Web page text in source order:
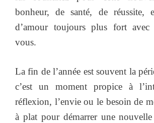
bonheur, de santé, de réussite,
d’amour toujours plus fort
vous.
La fin de l’année est souvent la
c’est un moment propice à
réflexion, l’envie ou le besoin de
à plat pour démarrer une nouvelle